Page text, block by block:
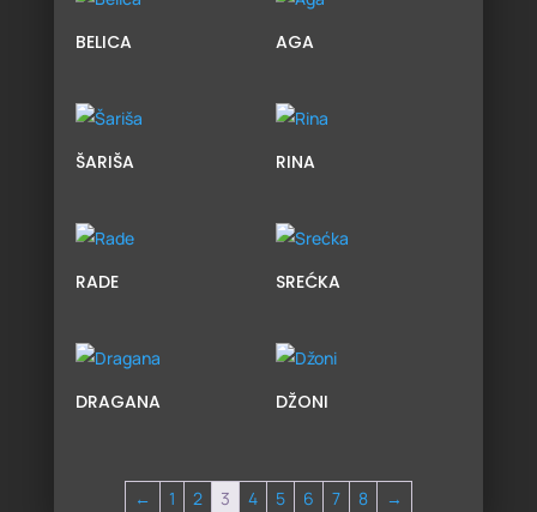
BELICA AGA
ŠARIŠA RINA
RADE SREĆKA
DRAGANA DŽONI
← 1 2 3 4 5 6 7 8 →